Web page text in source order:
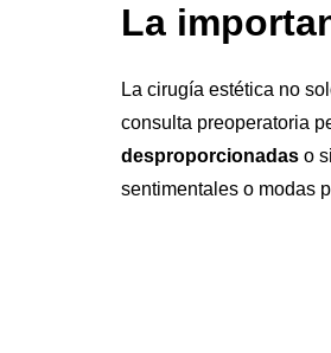
La
La cirugía estética no
consulta preoperatoria
desproporcionadas o
sentimentales o modas